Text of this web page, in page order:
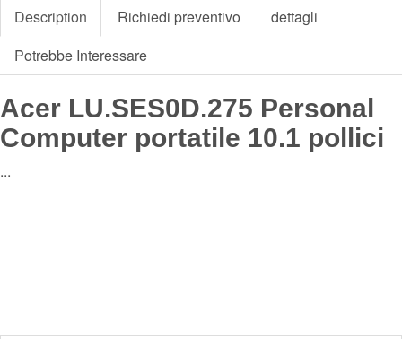
Description Richiedi preventivo
dettagli
Potrebbe Interessare
Acer LU.SES0D.275 Personal
Computer portatile 10.1 pollici
...